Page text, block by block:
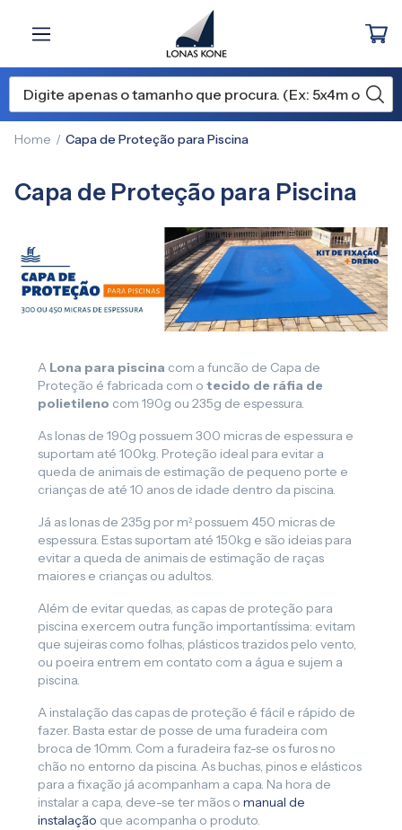
Home Capa de Proteção para Piscina
Capa de Proteção para Piscina
A Lona para piscina com a funcão de Capa de
Proteção é fabricada com o tecido de ráfia de
polietileno com 190g ou 235g de espessura.
As lonas de 190g possuem 300 micras de espessura e
suportam até 100kg. Proteção ideal para evitar a
queda de animais de estimação de pequeno porte e
crianças de até 10 anos de idade dentro da piscina.
Já as lonas de 235g por m² possuem 450 micras de
espessura. Estas suportam até 150kg e são ideias para
evitar a queda de animais de estimação de raças
maiores e crianças ou adultos.
Além de evitar quedas, as capas de proteção para
piscina exercem outra função importantíssima: evitam
que sujeiras como folhas, plásticos trazidos pelo vento,
ou poeira entrem em contato com a água e sujem a
piscina.
A instalação das capas de proteção é fácil e rápido de
fazer. Basta estar de posse de uma furadeira com
broca de 10mm. Com a furadeira faz-se os furos no
chão no entorno da piscina. As buchas, pinos e elásticos
para a fixação já acompanham a capa. Na hora de
instalar a capa, deve-se ter mãos o manual de
instalação que acompanha o produto.